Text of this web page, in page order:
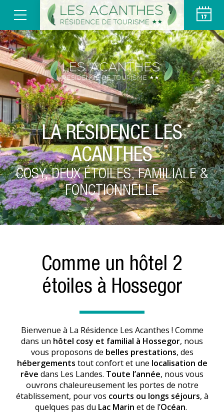
LA RÉSIDENCE LES
ACANTHES
COSY, DEUX ÉTOILES, FAMILIALE &
FONCTIONNELLE
Comme un hôtel 2
étoiles à Hossegor
Bienvenue à La Résidence Les Acanthes ! Comme
dans un hôtel cosy et familial à Hossegor, nous
vous proposons de belles prestations, des
hébergements tout confort et une localisation de
rêve dans Les Landes. Toute l’année, nous vous
ouvrons chaleureusement les portes de notre
établissement, pour vos courts ou longs séjours, à
quelques pas du Lac Marin et de l’Océan.